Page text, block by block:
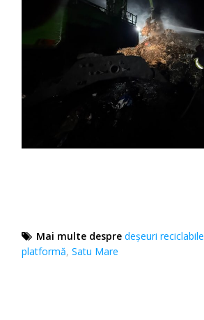
Mai multe despre deșeuri reciclabile
platformă,Satu Mare